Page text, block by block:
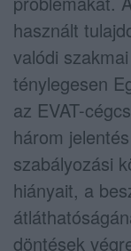
használt
valódi
ténylegesen
az EVAT-
három
szabályozási
hiányait, a
döntések